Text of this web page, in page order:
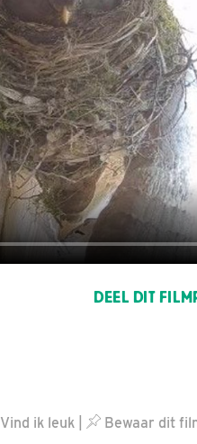
DEEL DIT
Vind ik leuk Bewaar dit